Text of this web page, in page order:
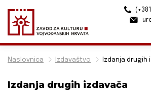
Naslovnica Izdavaštvo Izdanja drugih
Izdanja drugih izdavača